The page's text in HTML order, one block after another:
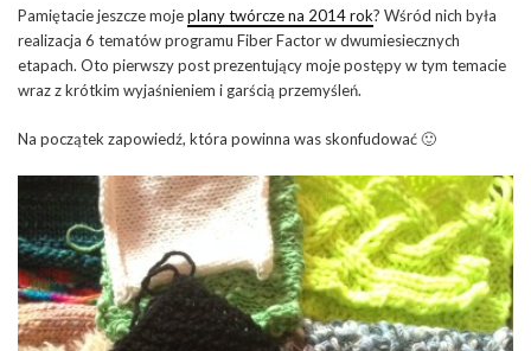
Pamiętacie jeszcze mojeplany twórcze na 2014 rok? Wśród nich była
realizacja 6 tematów programu Fiber Factor w dwumiesiecznych
etapach. Oto pierwszy post prezentujący moje postępy w tym temacie
wraz z krótkim wyjaśnieniem i garścią przemyśleń.
Na początek zapowiedź, która powinna was skonfudować 🙂